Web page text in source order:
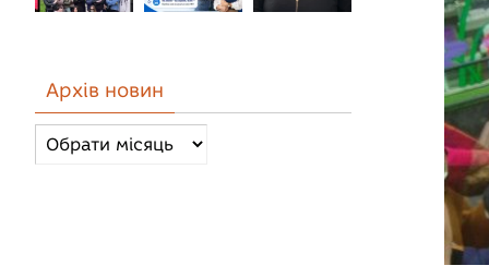
Архів новин
Архів
новин